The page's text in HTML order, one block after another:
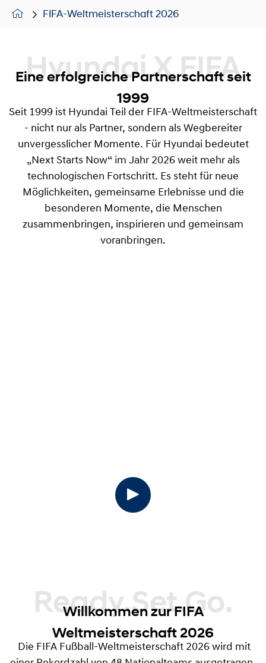
FIFA-Weltmeisterschaft 2026
Hyundai X FIFA
Eine erfolgreiche Partnerschaft seit
1999
Seit 1999 ist Hyundai Teil der FIFA-Weltmeisterschaft
- nicht nur als Partner, sondern als Wegbereiter
unvergesslicher Momente. Für Hyundai bedeutet
„Next Starts Now“ im Jahr 2026 weit mehr als
technologischen Fortschritt. Es steht für neue
Möglichkeiten, gemeinsame Erlebnisse und die
besonderen Momente, die Menschen
zusammenbringen, inspirieren und gemeinsam
voranbringen.
Ready.Set.Go.
Willkommen zur FIFA
Weltmeisterschaft 2026
Die FIFA Fußball-Weltmeisterschaft 2026 wird mit